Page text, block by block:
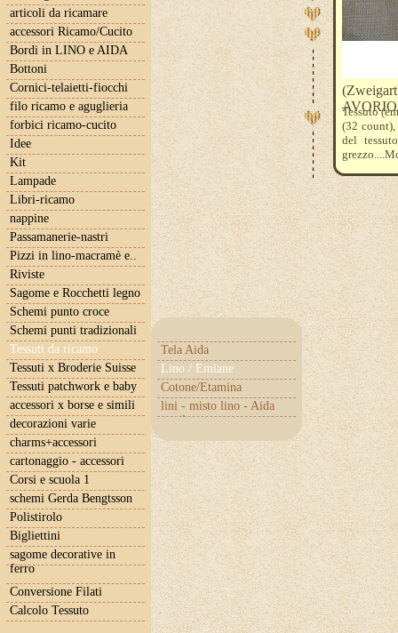
articoli da ricamare
accessori Ricamo/Cucito
Bordi in LINO e AIDA
Bottoni
Cornici-telaietti-fiocchi
filo ricamo e aguglieria
forbici ricamo-cucito
Idee
Kit
Lampade
Libri-ricamo
nappine
Passamanerie-nastri
Pizzi in lino-macramè e..
Riviste
Sagome e Rocchetti legno
Schemi punto croce
Schemi punti tradizionali
Tessuti da ricamo
Tela Aida
Lino / Emiane
Cotone/Etamina
lini - misto lino - Aida
con lurex
Tessuti x Broderie Suisse
Tessuti patchwork e baby
accessori x borse e simili
decorazioni varie
charms+accessori
cartonaggio - accessori
Corsi e scuola 1
schemi Gerda Bengtsson
Polistirolo
Bigliettini
sagome decorative in
ferro
Conversione Filati
Calcolo Tessuto
Tessuto
(32
del
unità di